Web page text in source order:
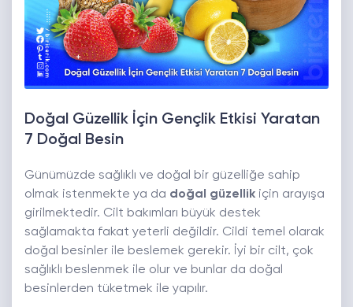
Doğal Güzellik İçin Gençlik Etkisi Yaratan
7 Doğal Besin
Günümüzde sağlıklı ve doğal bir güzelliğe sahip
olmak istenmekte ya da doğal güzellik için arayışa
girilmektedir. Cilt bakımları büyük destek
sağlamakta fakat yeterli değildir. Cildi temel olarak
doğal besinler ile beslemek gerekir. İyi bir cilt, çok
sağlıklı beslenmek ile olur ve bunlar da doğal
besinlerden tüketmek ile yapılır.